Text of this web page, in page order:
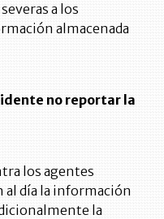
a los
almacenada
no reportar la
los agentes
al día la información
la